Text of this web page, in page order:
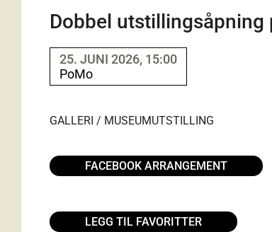
Dobbel utstillingsåpning
25. JUNI 2026, 15:00
PoMo
GALLERI / MUSEUMUTSTILLING
FACEBOOK ARRANGEMENT
LEGG TIL FAVORITTER